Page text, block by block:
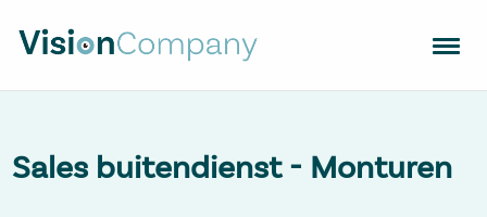
Sales buitendienst - Monturen